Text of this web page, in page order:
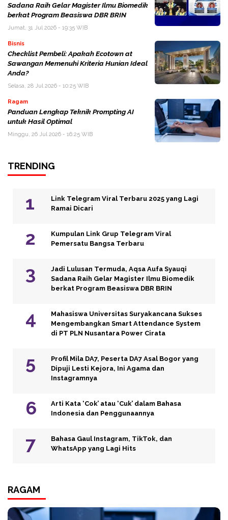
Sadana Raih Gelar Magister Ilmu Biomedik
berkat Program Beasiswa DBR BRIN
Jumat, 31 Jul 2026 - 19:35 WIB
Bisnis
Checklist Pembeli: Apakah Ecotown at
Sawangan Memenuhi Kriteria Hunian Ideal
Anda?
Selasa, 28 Jul 2026 - 10:25 WIB
Ragam
Panduan Lengkap Teknik Prompting AI
untuk Hasil Optimal
Minggu, 26 Jul 2026 - 16:25 WIB
TRENDING
Link Telegram Viral Terbaru 2025 yang Lagi
Ramai Dicari
Kumpulan Link Grup Telegram Viral
Pemersatu Bangsa Terbaru
Jadi Lulusan Termuda, Aqsa Aufa Syauqi
Sadana Raih Gelar Magister Ilmu Biomedik
berkat Program Beasiswa DBR BRIN
Mahasiswa Universitas Suryakancana Sukses
Mengembangkan Smart Attendance System
di PT PLN Nusantara Power Cirata
Profil Mila DA7, Peserta DA7 Asal Bogor yang
Dipuji Lesti Kejora, Ini Agama dan
Instagramnya
Arti Kata ‘Cok’ atau ‘Cuk’ dalam Bahasa
Indonesia dan Penggunaannya
Bahasa Gaul Instagram, TikTok, dan
WhatsApp yang Lagi Hits
RAGAM